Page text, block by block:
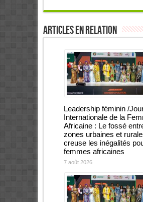
Articles en relation
Leadership féminin /
Internationale de la
Africaine : Le fossé
zones urbaines et
creuse les inégalités
femmes africaines
7 août 2026